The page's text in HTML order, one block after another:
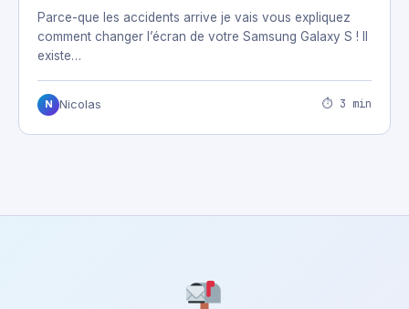
Parce-que les accidents arrive je vais vous expliquez
comment changer l’écran de votre Samsung Galaxy S ! Il
existe…
N Nicolas ⏱ 3 min